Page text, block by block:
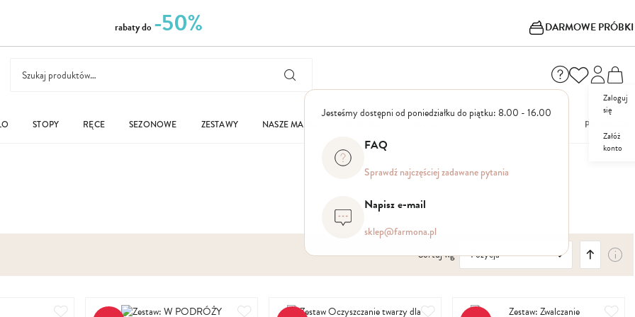
rabaty do -50% DARMOWE PRÓBKI
Jesteśmy dostępni od poniedziałku do piątku: 8.00 - 16.00
FAQ
Sprawdź najczęściej zadawane pytania
Napisz e-mail
sklep@farmona.pl
Zaloguj
się
Załóż
konto
STOPY RĘCE SEZONOWE ZESTAWY NASZE MARKI PROMOCJE
Sortuj wg
kierunek